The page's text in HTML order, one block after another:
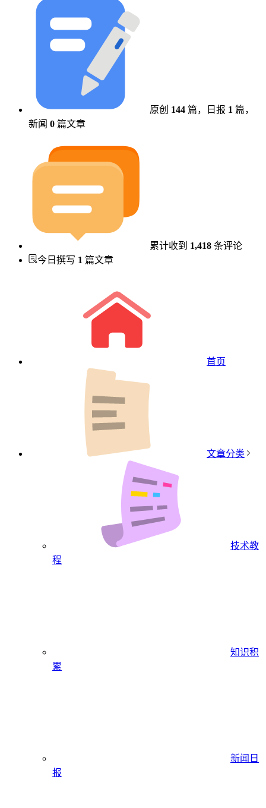
原创 144 篇， 日报 1 篇，
新闻 0 篇文章
累计收到 1,418 条评论
今日撰写 1 篇文章
首页
文章分类
技术教
程
知识积
累
新闻日
报